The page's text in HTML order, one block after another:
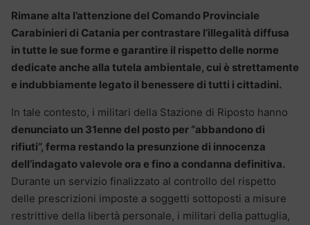
Rimane alta l’attenzione del Comando Provinciale
Carabinieri di Catania per contrastare l’illegalità diffusa
in tutte le sue forme e garantire il rispetto delle norme
dedicate anche alla tutela ambientale, cui è strettamente
e indubbiamente legato il benessere di tutti i cittadini.
In tale contesto, i militari della Stazione di Riposto hanno
denunciato un 31enne del posto per “abbandono di
rifiuti”, ferma restando la presunzione di innocenza
dell’indagato valevole ora e fino a condanna definitiva.
Durante un servizio finalizzato al controllo del rispetto
delle prescrizioni imposte a soggetti sottoposti a misure
restrittive della libertà personale, i militari della pattuglia,